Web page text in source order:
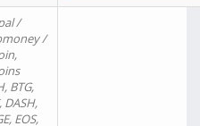
/
/
BTG,
DASH,
EOS,